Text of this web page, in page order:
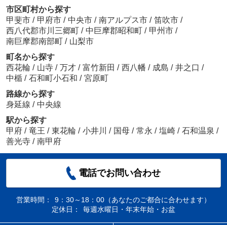
市区町村から探す
甲斐市 / 甲府市 / 中央市 / 南アルプス市 / 笛吹市 /
西八代郡市川三郷町 / 中巨摩郡昭和町 / 甲州市 /
南巨摩郡南部町 / 山梨市
町名から探す
西花輪 / 山寺 / 万才 / 富竹新田 / 西八幡 / 成島 / 井之口 /
中楯 / 石和町小石和 / 宮原町
路線から探す
身延線 / 中央線
駅から探す
甲府 / 竜王 / 東花輪 / 小井川 / 国母 / 常永 / 塩崎 / 石和温泉 /
善光寺 / 南甲府
電話でお問い合わせ
営業時間：
9：30～18：00（あなたのご都合に合わせます）
定休日：
毎週水曜日・年末年始・お盆